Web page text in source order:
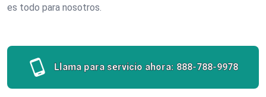
es todo para nosotros.
Llama para servicio ahora: 888-788-9978